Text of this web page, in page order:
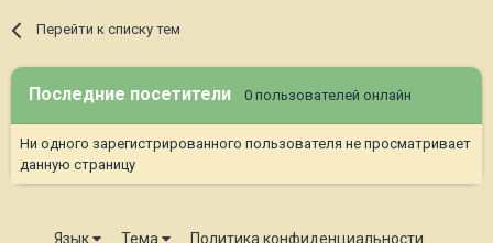
Перейти к списку тем
Последние посетители 0 пользователей онлайн
Ни одного зарегистрированного пользователя не просматривает
данную страницу
Язык Тема Политика конфиденциальности